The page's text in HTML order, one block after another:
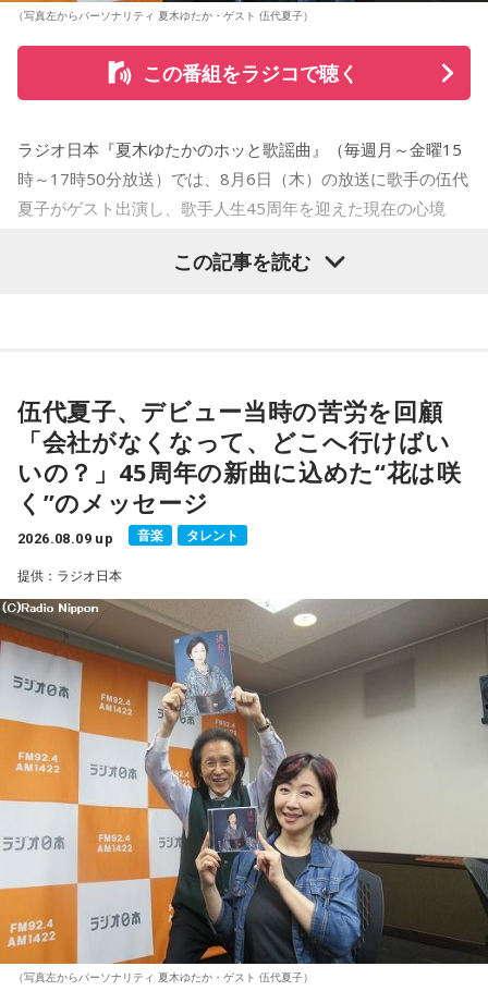
（写真左からパーソナリティ 夏木ゆたか・ゲスト 伍代夏子）
この番組をラジコで聴く
ラジオ日本『夏木ゆたかのホッと歌謡曲』（毎週月～金曜15
時～17時50分放送）では、8月6日（木）の放送に歌手の伍代
夏子がゲスト出演し、歌手人生45周年を迎えた現在の心境
ることを明かした。また、歌手はレコーディングを終えた
後、自分自身が“演出家”となって楽曲を育てていく仕事でもあ
ると語り、長年培ってきた表現者としての思いを語った。
一方で、デビュー当時は決して順風満帆ではなかった。デビ
ューから間もなく所属レコード会社がなくなり、「どこへ行
けばいいの？」と途方に暮れたことや、芸名を何度も変えな
がら挑戦を続けてきた日々を振り返る。それでも諦めずに歌
い続けた経験が、45周年記念シングル「露天の花」に込めた
「どんな環境でも花は咲く」「その場所で咲く花がある」と
いうメッセージにつながっていると話した。人生は何度でも
立ち上がれるという応援歌は、自身の歩みそのものでもある
という。
さらに、趣味についてもトークを展開。愛犬と過ごす時間を
増やすために驚くべきあるものを購入したと言う。さて何を
購入したのか…？ 詳しくはradikoタイムフリーで！
この記事を読む
伍代夏子、デビュー当時の苦労を回顧
「会社がなくなって、どこへ行けばい
いの？」45周年の新曲に込めた“花は咲
く”のメッセージ
2026.08.09 up 音楽 タレント
提供：ラジオ日本
（写真左からパーソナリティ 夏木ゆたか・ゲスト 伍代夏子）